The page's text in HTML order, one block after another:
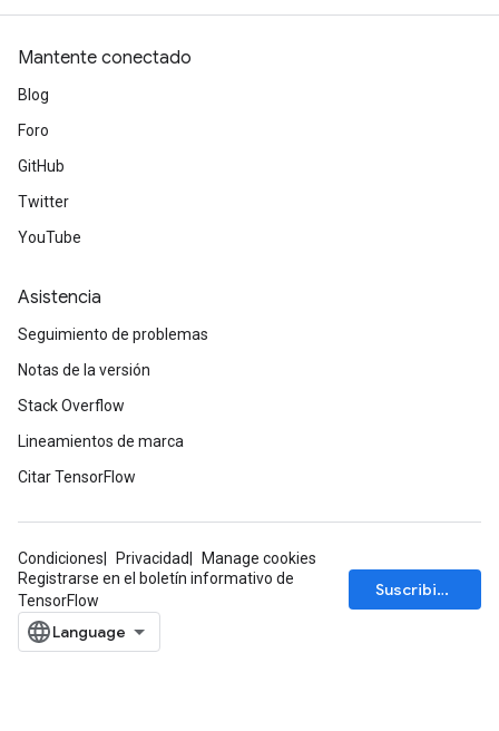
Mantente conectado
Blog
Foro
GitHub
Twitter
YouTube
Asistencia
Seguimiento de problemas
Notas de la versión
Stack Overflow
Lineamientos de marca
Citar TensorFlow
Condiciones Privacidad
Manage cookies
Registrarse en el boletín informativo de
TensorFlow
Suscribirse